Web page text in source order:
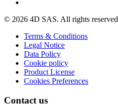
© 2026 4D SAS. All rights
Terms & Conditions
Legal Notice
Data Policy
Cookie policy
Product License
Cookies Preferences
Contact us